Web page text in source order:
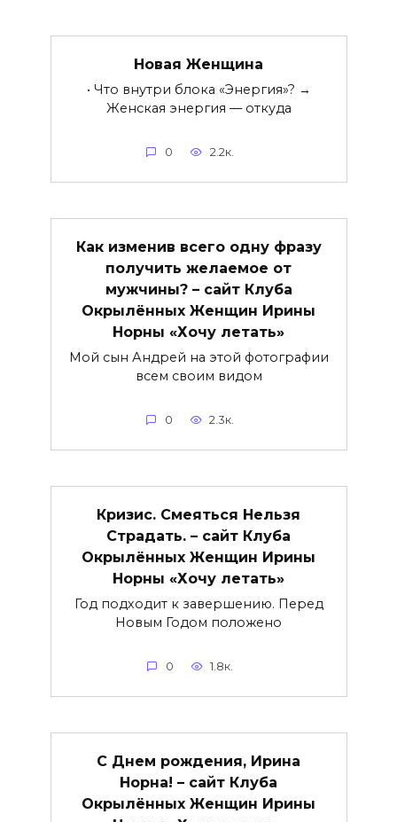
Новая Женщина
• Что внутри блока «Энергия»? →
Женская энергия — откуда
0 2.2к.
Как изменив всего одну фразу
получить желаемое от
мужчины? – сайт Клуба
Окрылённых Женщин Ирины
Норны «Хочу летать»
Мой сын Андрей на этой фотографии
всем своим видом
0 2.3к.
Кризис. Смеяться Нельзя
Страдать. – сайт Клуба
Окрылённых Женщин Ирины
Норны «Хочу летать»
Год подходит к завершению. Перед
Новым Годом положено
0 1.8к.
С Днем рождения, Ирина
Норна! – сайт Клуба
Окрылённых Женщин Ирины